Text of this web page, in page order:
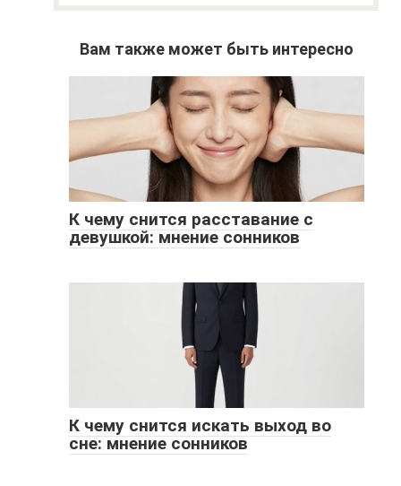
Вам также может быть интересно
К чему снится расставание с
девушкой: мнение сонников
К чему снится искать выход во
сне: мнение сонников